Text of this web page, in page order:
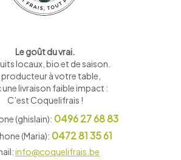
Le goût du vrai.
locaux, bio et de saison
producteur à votre table,
une livraison faible impact :
C’est Coquelifrais !
(ghislain): 0496 27 68 83
(Maria): 0472 81 35 61
info@coquelifrais.be